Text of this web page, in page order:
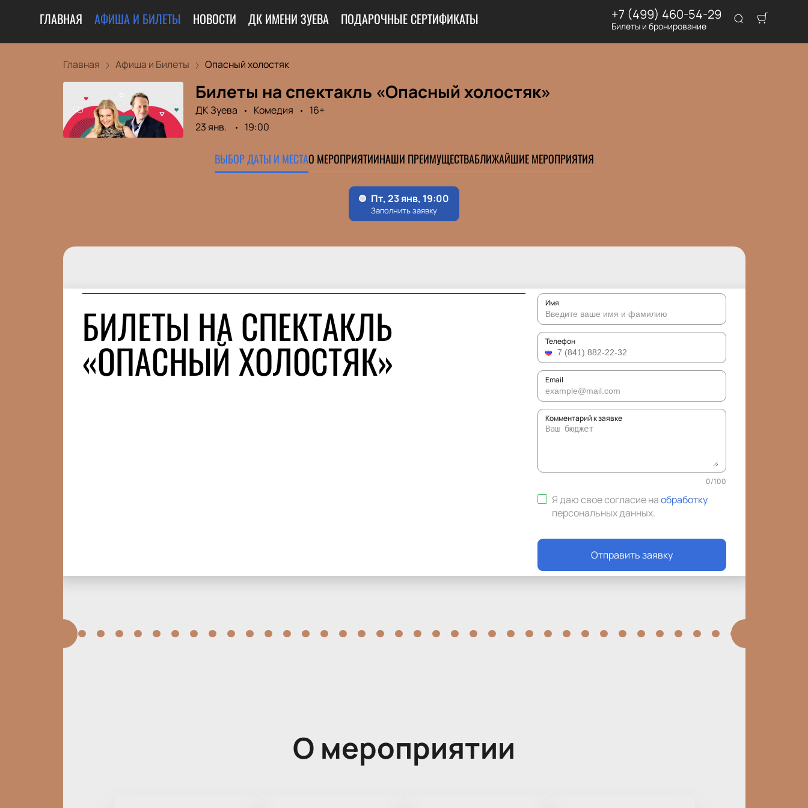
ГЛАВНАЯ АФИША И БИЛЕТЫ НОВОСТИ ДК ИМЕНИ ЗУЕВА ПОДАРОЧНЫЕ СЕРТИФИКАТЫ +7 (499) 460-54-29
Билеты и бронирование
Главная Афиша и Билеты Опасный холостяк
Билеты на спектакль «Опасный холостяк»
ДК Зуева Комедия
16+
23 янв.
19:00
ВЫБОР ДАТЫ И МЕСТАО МЕРОПРИЯТИИНАШИ ПРЕИМУЩЕСТВАБЛИЖАЙШИЕ МЕРОПРИЯТИЯ
БИЛЕТЫ НА СПЕКТАКЛЬ
«ОПАСНЫЙ ХОЛОСТЯК»
Имя
Телефон
Email
Комментарий к заявке
0/100
Я даю свое согласие наобработку
персональных данных.
Отправить заявку
О мероприятии